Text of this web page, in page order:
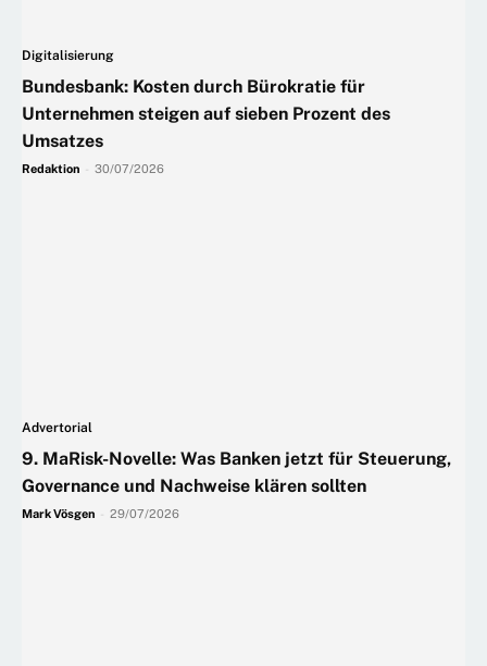
Digitalisierung
Bundesbank: Kosten durch Bürokratie für
Unternehmen steigen auf sieben Prozent des
Umsatzes
Redaktion 30/07/2026
Advertorial
9. MaRisk-Novelle: Was Banken jetzt für Steuerung,
Governance und Nachweise klären sollten
Mark Vösgen 29/07/2026